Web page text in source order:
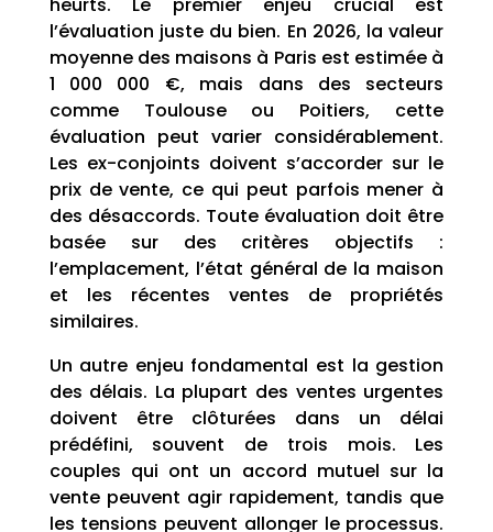
l’évaluation juste du bien. En 2026, la valeur
moyenne des maisons à Paris est estimée à
1 000 000 €, mais dans des secteurs
comme Toulouse ou Poitiers, cette
évaluation peut varier considérablement.
Les ex-conjoints doivent s’accorder sur le
prix de vente, ce qui peut parfois mener à
des désaccords. Toute évaluation doit être
basée sur des critères objectifs :
l’emplacement, l’état général de la maison
et les récentes ventes de propriétés
similaires.
Un autre enjeu fondamental est la gestion
des délais. La plupart des ventes urgentes
doivent être clôturées dans un délai
prédéfini, souvent de trois mois. Les
couples qui ont un accord mutuel sur la
vente peuvent agir rapidement, tandis que
les tensions peuvent allonger le processus.